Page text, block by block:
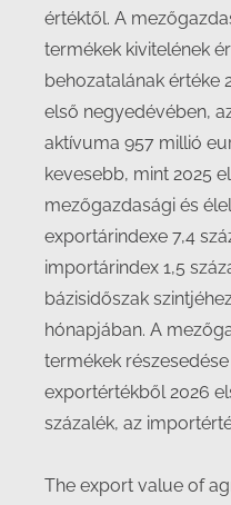
értéktől. A
termékek kivitelének
behozatalának értéke
első negyedévében,
aktívuma 957 millió
kevesebb, mint 2025
mezőgazdasági és
exportárindexe 7,4
importárindex 1,5
bázisidőszak
hónapjában. A
termékek
exportértékből 2026
százalék, az
The export value of